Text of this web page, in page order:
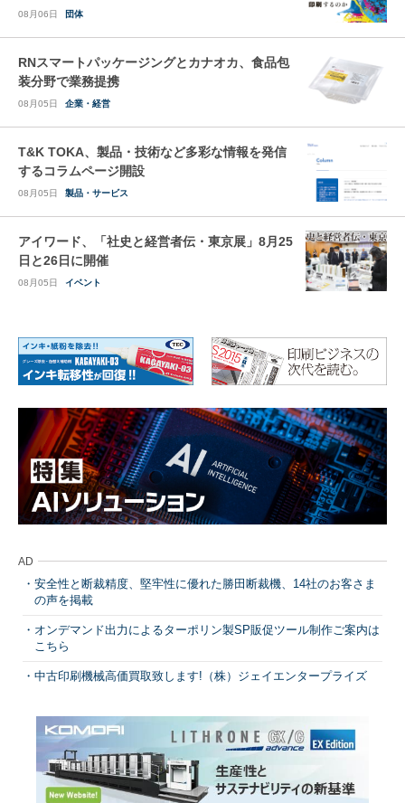
08月06日 団体
RNスマートパッケージングとカナオカ、食品包
装分野で業務提携
08月05日 企業・経営
T&K TOKA、製品・技術など多彩な情報を発信
するコラムページ開設
08月05日 製品・サービス
アイワード、「社史と経営者伝・東京展」8月25
日と26日に開催
08月05日 イベント
AD
安全性と断裁精度、堅牢性に優れた勝田断裁機、14社のお客さま
の声を掲載
オンデマンド出力によるターポリン製SP販促ツール制作ご案内は
こちら
中古印刷機械高価買取致します!（株）ジェイエンタープライズ